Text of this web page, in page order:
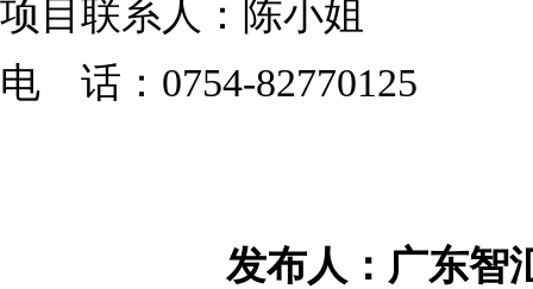
项目联系人： 陈小姐
电 话： 0754-82770125
发布人：广东智